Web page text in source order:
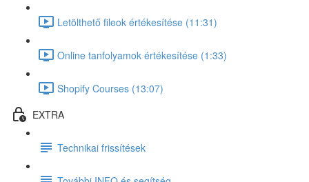
Letölthető fileok értékesítése (11:31)
Online tanfolyamok értékesítése (1:33)
Shopify Courses (13:07)
EXTRA
Technikai frissítések